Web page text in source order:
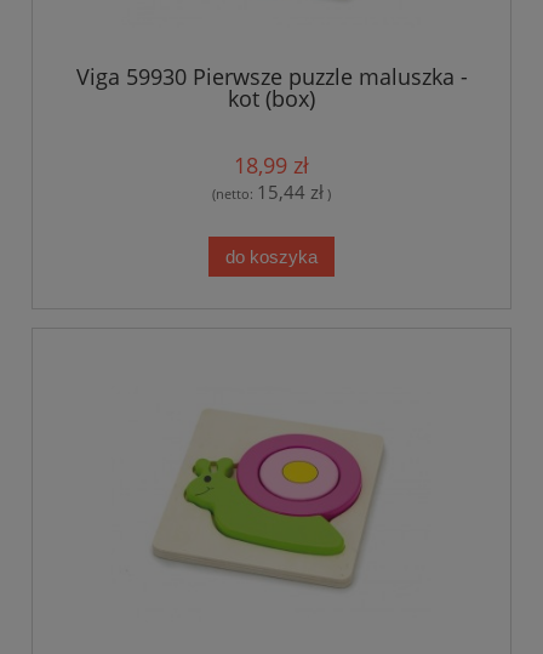
Viga 59930 Pierwsze puzzle maluszka -
kot (box)
18,99 zł
(netto: 15,44 zł )
do koszyka